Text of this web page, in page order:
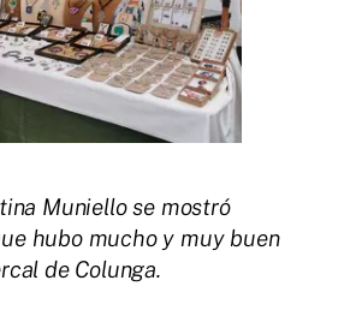
Muniello se mostró
hubo mucho y muy buen
de Colunga.